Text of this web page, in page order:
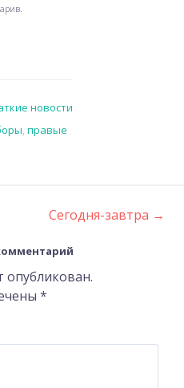
новости
,правые
Сегодня-завтра →
опубликован.
*